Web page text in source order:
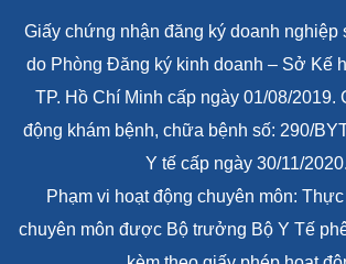
Giấy chứng nhận đăng ký doanh nghiệp
do Phòng Đăng ký kinh doanh – Sở Kế
TP. Hồ Chí Minh cấp ngày 01/08/2019.
động khám bệnh, chữa bệnh số: 290/
Y tế cấp ngày 30/11/2020.
Phạm vi hoạt động chuyên môn: Thực
chuyên môn được Bộ trưởng Bộ Y Tế